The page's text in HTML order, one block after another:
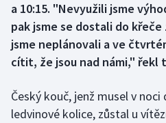
Dostihy
Florbal
Golf
a 10:15. "Nevyužili jsme
pak jsme se dostali do křeče
jsme neplánovali a ve
cítit, že jsou nad námi," řekl
Český kouč, jenž musel v
ledvinové kolice, zůstal u